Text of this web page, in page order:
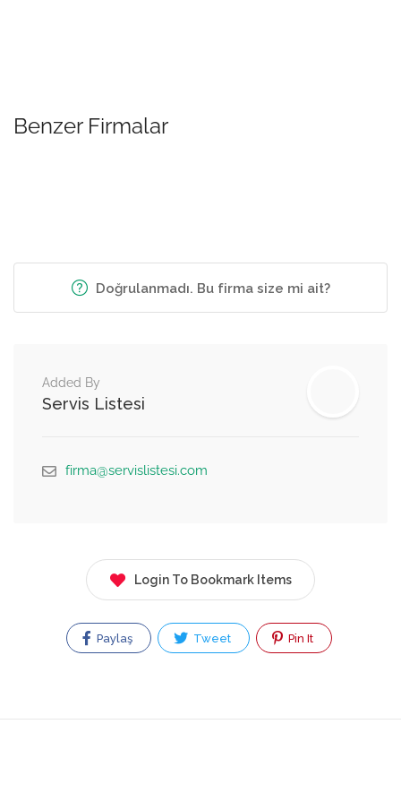
Benzer Firmalar
Doğrulanmadı. Bu firma size mi ait?
Added By
Servis Listesi
firma@servislistesi.com
Login To Bookmark Items
Paylaş Tweet Pin It